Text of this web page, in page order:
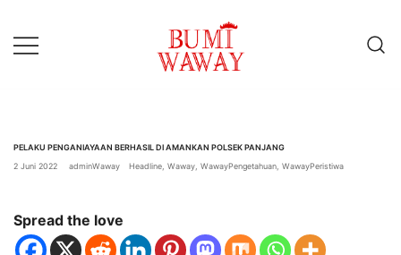
ke
konten
PELAKU PENGANIAYAAN BERHASIL DI AMANKAN POLSEK PANJANG
2 Juni 2022
adminWaway Headline Waway WawayPengetahuan WawayPeristiwa
Spread the love